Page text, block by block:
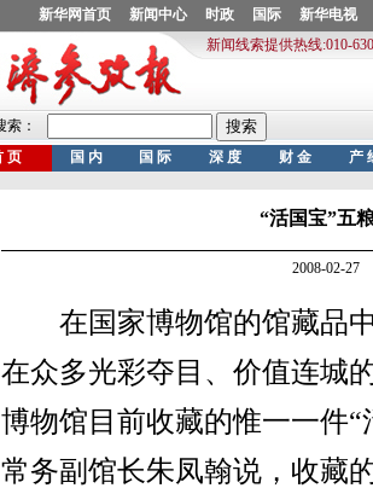
“活国宝”五
2008-02-27
在国家博物馆的馆藏品中
在众多光彩夺目、价值连城
博物馆目前收藏的惟一一件
常务副馆长朱凤翰说，收藏